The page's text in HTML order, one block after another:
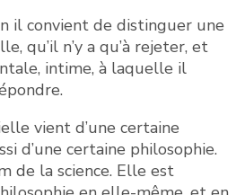
il convient de distinguer une
qu’il n’y a qu’à rejeter, et
intime, à laquelle il
vient d’une certaine
d’une certaine philosophie.
de la science. Elle est